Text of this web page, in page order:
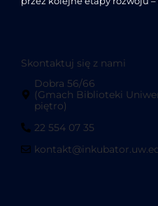
Skontaktuj się z nami
Dobra 56/66
(Gmach Biblioteki
piętro)
22 554 07 35